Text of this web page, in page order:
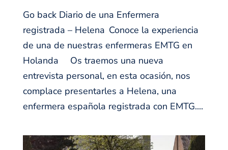
Go back Diario de una Enfermera
registrada – Helena Conoce la experiencia
de una de nuestras enfermeras EMTG en
Holanda Os traemos una nueva
entrevista personal, en esta ocasión, nos
complace presentarles a Helena, una
enfermera española registrada con EMTG....